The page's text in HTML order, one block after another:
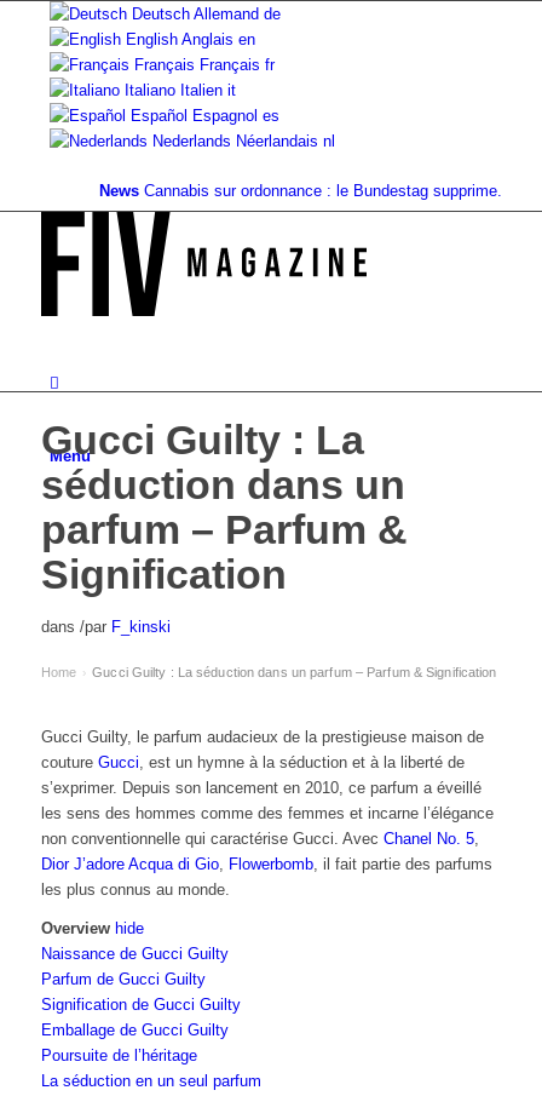
Deutsch Allemand de
English Anglais en
Français Français fr
Italiano Italien it
Español Espagnol es
Nederlands Néerlandais nl
News Cannabis sur ordonnance : le Bundestag supprime...Valeur
Menu
Gucci Guilty : La
séduction dans un
parfum – Parfum &
Signification
dans /par F_kinski
Home › Gucci Guilty : La séduction dans un parfum – Parfum & Signification
Gucci Guilty, le parfum audacieux de la prestigieuse maison de
couture Gucci, est un hymne à la séduction et à la liberté de
s’exprimer. Depuis son lancement en 2010, ce parfum a éveillé
les sens des hommes comme des femmes et incarne l’élégance
non conventionnelle qui caractérise Gucci. Avec Chanel No. 5,
Dior J’adore Acqua di Gio, Flowerbomb, il fait partie des parfums
les plus connus au monde.
Overview hide
Naissance de Gucci Guilty
Parfum de Gucci Guilty
Signification de Gucci Guilty
Emballage de Gucci Guilty
Poursuite de l’héritage
La séduction en un seul parfum